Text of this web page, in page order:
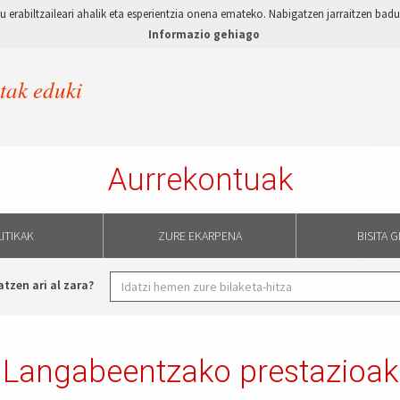
erabiltzaileari ahalik eta esperientzia onena emateko. Nabigatzen jarraitzen
Informazio gehiago
eduki
Aurrekontuak
ZURE EKARPENA BISITA
ari al zara?
Langabeentzako prestazioak